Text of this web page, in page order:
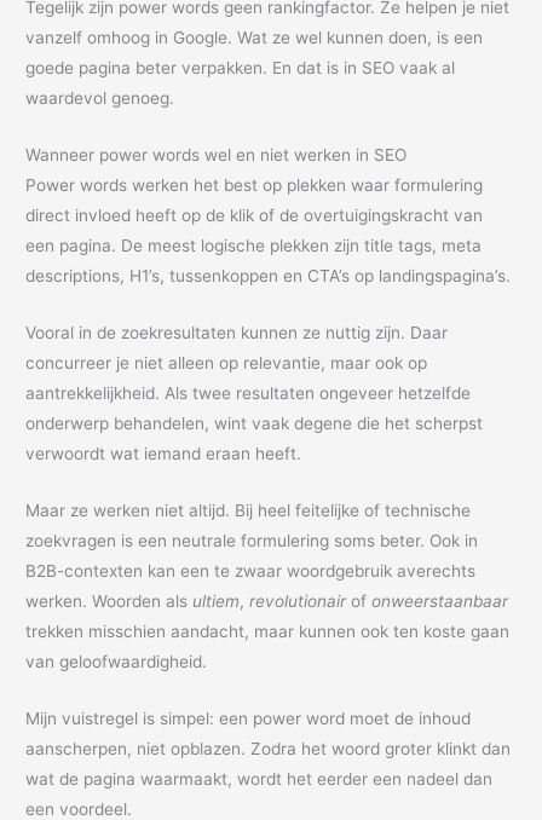
Tegelijk zijn power words geen rankingfactor. Ze helpen je niet
vanzelf omhoog in Google. Wat ze wel kunnen doen, is een
goede pagina beter verpakken. En dat is in SEO vaak al
waardevol genoeg.
Wanneer power words wel en niet werken in SEO
Power words werken het best op plekken waar formulering
direct invloed heeft op de klik of de overtuigingskracht van
een pagina. De meest logische plekken zijn title tags, meta
descriptions, H1’s, tussenkoppen en CTA’s op landingspagina’s.
Vooral in de zoekresultaten kunnen ze nuttig zijn. Daar
concurreer je niet alleen op relevantie, maar ook op
aantrekkelijkheid. Als twee resultaten ongeveer hetzelfde
onderwerp behandelen, wint vaak degene die het scherpst
verwoordt wat iemand eraan heeft.
Maar ze werken niet altijd. Bij heel feitelijke of technische
zoekvragen is een neutrale formulering soms beter. Ook in
B2B-contexten kan een te zwaar woordgebruik averechts
werken. Woorden als ultiem,revolutionair ofonweerstaanbaar
trekken misschien aandacht, maar kunnen ook ten koste gaan
van geloofwaardigheid.
Mijn vuistregel is simpel: een power word moet de inhoud
aanscherpen, niet opblazen. Zodra het woord groter klinkt dan
wat de pagina waarmaakt, wordt het eerder een nadeel dan
een voordeel.